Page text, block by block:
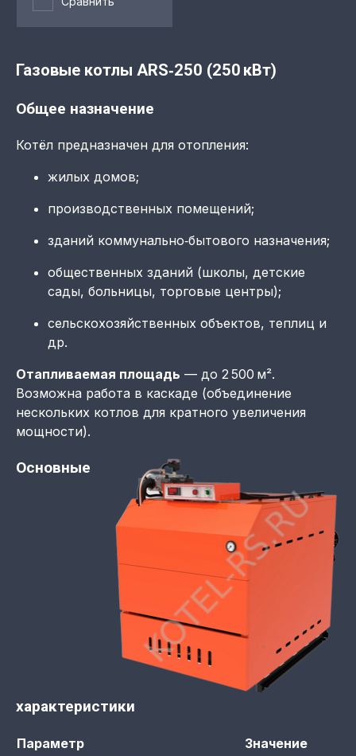
Газовые котлы ARS‑250 (250 кВт)
Общее назначение
Котёл предназначен для отопления:
жилых домов;
производственных помещений;
зданий коммунально‑бытового назначения;
общественных зданий (школы, детские
сады, больницы, торговые центры);
сельскохозяйственных объектов, теплиц и
др.
Отапливаемая площадь — до 2 500 м².
Возможна работа в каскаде (объединение
нескольких котлов для кратного увеличения
мощности).
Основные
характеристики
Параметр
Значение